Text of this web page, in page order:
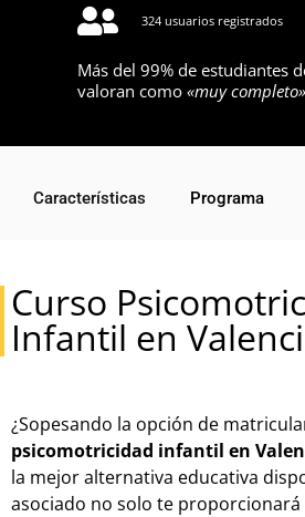
324 usuarios registrados
Más del 99% de estudiantes
valoran como «muy completo»
Características Programa
Curso
Infantil en
¿Sopesando la opción de
psicomotricidad infantil en
la mejor alternativa educativa
asociado no solo te